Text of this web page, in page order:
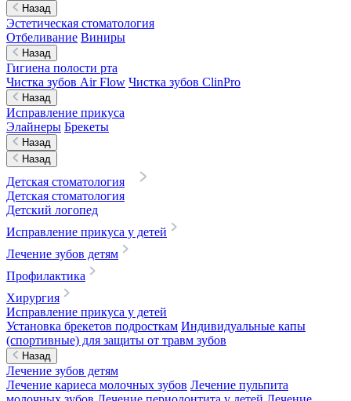
Назад
Эстетическая стоматология
Отбеливание Виниры
Назад
Гигиена полости рта
Чистка зубов Air Flow Чистка зубов ClinPro
Назад
Исправление прикуса
Элайнеры Брекеты
Назад
Назад
Детская стоматология
Детская стоматология
Детский логопед
Исправление прикуса у детей
Лечение зубов детям
Профилактика
Хирургия
Исправление прикуса у детей
Установка брекетов подросткам Индивидуальные капы
(спортивные) для защиты от травм зубов
Назад
Лечение зубов детям
Лечение кариеса молочных зубов Лечение пульпита